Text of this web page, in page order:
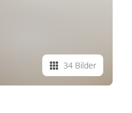
34 Bilder